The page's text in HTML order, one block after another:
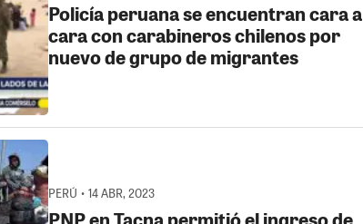
Policía peruana se encuentran cara a
cara con carabineros chilenos por
nuevo de grupo de migrantes
PERÚ • 14 ABR, 2023
PNP en Tacna permitió el ingreso de